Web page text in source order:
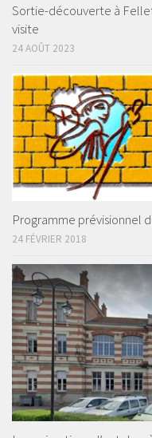
Sortie-découverte à
visite
24 AOÛT 2023
Programme prévisionnel
24 FÉVRIER 2018